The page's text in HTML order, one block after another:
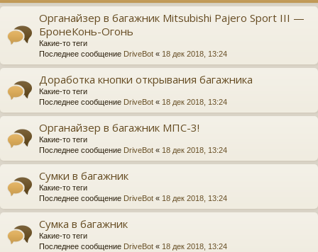
Органайзер в багажник Mitsubishi Pajero Sport III —
БронеКонь-Огонь
Какие-то теги
Последнее сообщение DriveBot « 18 дек 2018, 13:24
Доработка кнопки открывания багажника
Какие-то теги
Последнее сообщение DriveBot « 18 дек 2018, 13:24
Органайзер в багажник МПС-3!
Какие-то теги
Последнее сообщение DriveBot « 18 дек 2018, 13:24
Сумки в багажник
Какие-то теги
Последнее сообщение DriveBot « 18 дек 2018, 13:24
Сумка в багажник
Какие-то теги
Последнее сообщение DriveBot « 18 дек 2018, 13:24